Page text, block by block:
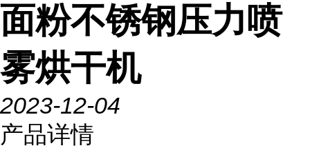
面粉不锈钢压力喷
雾烘干机
2023-12-04
产品详情